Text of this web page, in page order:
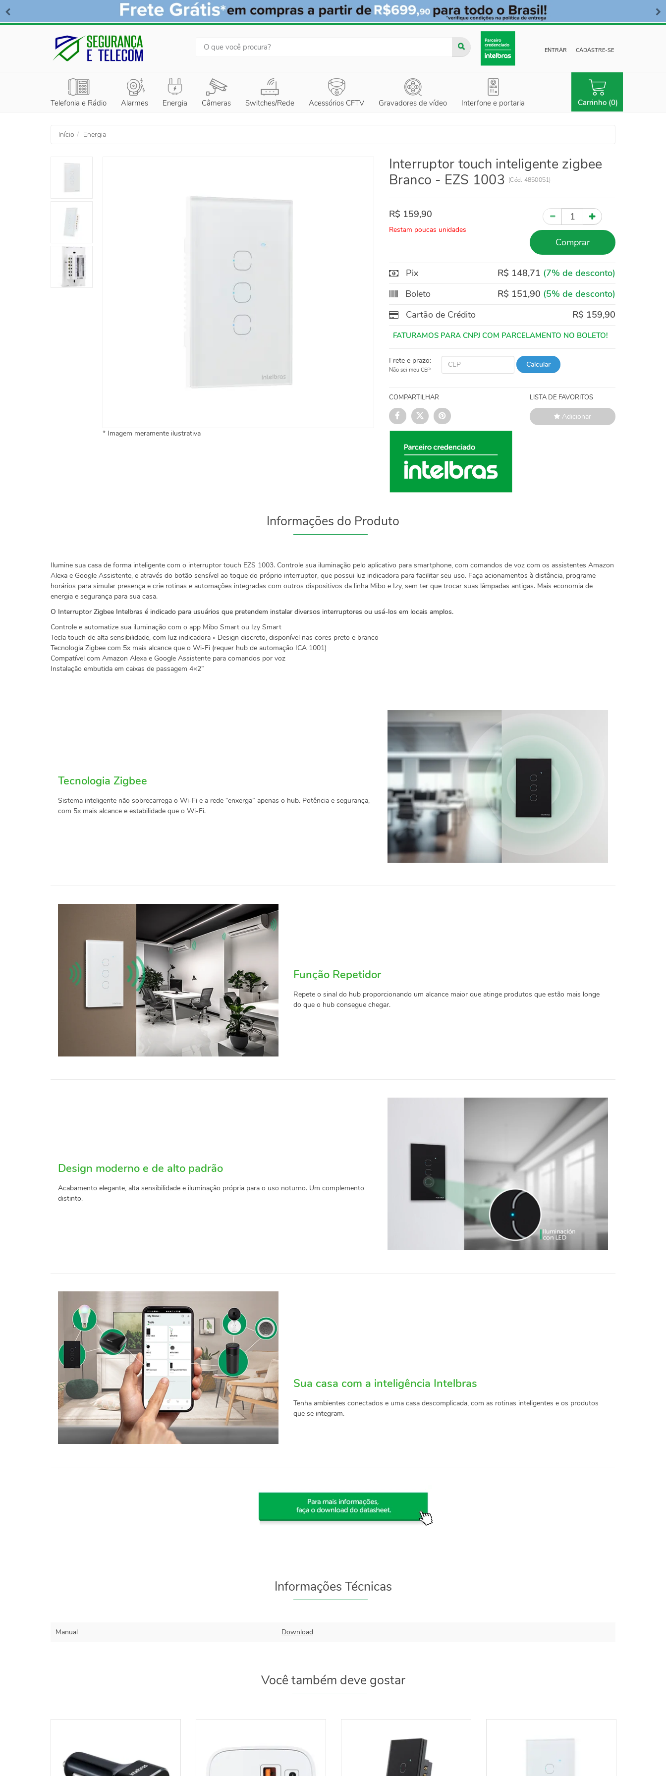
ENTRAR
CADASTRE-SE
Telefonia e Rádio Alarmes Energia Câmeras Switches/Rede Acessórios CFTV Gravadores de vídeo Interfone e portaria Carrinho (0)
Início Energia
Interruptor touch inteligente zigbee
Branco - EZS 1003 (Cód. 4850051)
R$ 159,90
Restam poucas unidades
Quantidade
Comprar
Pix R$ 148,71 (7% de desconto)
Boleto
R$ 151,90 (5% de desconto)
Cartão de Crédito
R$ 159,90
Frete e prazo:
Não sei meu CEP
Calcular
COMPARTILHAR LISTA DE FAVORITOS
Adicionar
Informações do Produto
Ilumine sua casa de forma inteligente com o interruptor touch EZS 1003. Controle sua iluminação pelo aplicativo para smartphone, com comandos de voz com os assistentes Amazon
Alexa e Google Assistente, e através do botão sensível ao toque do próprio interruptor, que possui luz indicadora para facilitar seu uso. Faça acionamentos à distância, programe
horários para simular presença e crie rotinas e automações integradas com outros dispositivos da linha Mibo e Izy, sem ter que trocar suas lâmpadas antigas. Mais economia de
energia e segurança para sua casa.
O Interruptor Zigbee Intelbras é indicado para usuários que pretendem instalar diversos interruptores ou usá-los em locais amplos.
Controle e automatize sua iluminação com o app Mibo Smart ou Izy Smart
Tecla touch de alta sensibilidade, com luz indicadora » Design discreto, disponível nas cores preto e branco
Tecnologia Zigbee com 5x mais alcance que o Wi-Fi (requer hub de automação ICA 1001)
Compatível com Amazon Alexa e Google Assistente para comandos por voz
Instalação embutida em caixas de passagem 4×2”
Tecnologia Zigbee
Sistema inteligente não sobrecarrega o Wi-Fi e a rede “enxerga” apenas o hub. Potência e segurança,
com 5x mais alcance e estabilidade que o Wi-Fi.
Função Repetidor
Repete o sinal do hub proporcionando um alcance maior que atinge produtos que estão mais longe
do que o hub consegue chegar.
Design moderno e de alto padrão
Acabamento elegante, alta sensibilidade e iluminação própria para o uso noturno. Um complemento
distinto.
Sua casa com a inteligência Intelbras
Tenha ambientes conectados e uma casa descomplicada, com as rotinas inteligentes e os produtos
que se integram.
Informações Técnicas
Manual Download
Você também deve gostar